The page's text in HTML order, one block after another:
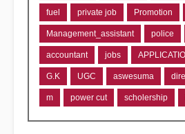
fuel private job Promotion
Management_assistant police
accountant jobs
G.K UGC aswesuma
m power cut scholership